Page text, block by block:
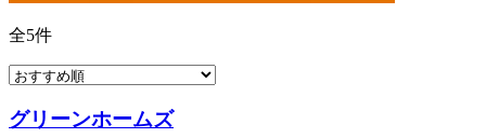
全5件
グリーンホームズ